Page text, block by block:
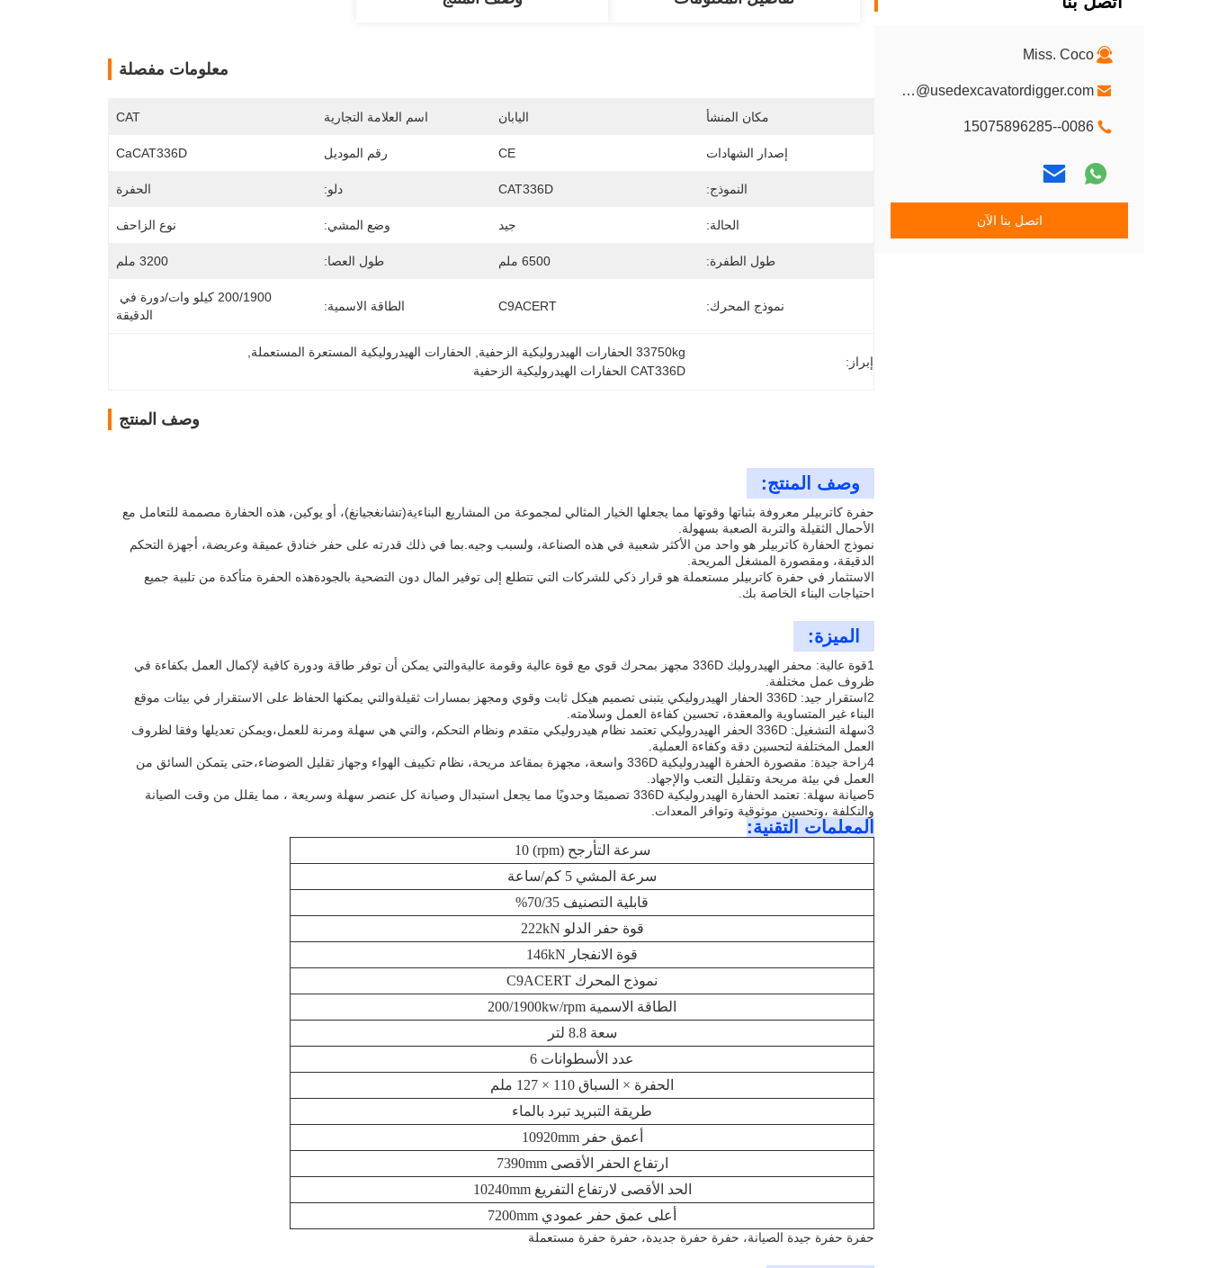
Miss. Coco
Oltx-1@usedexcavatordigger.com
0086--15075896285
اتصل بنا الآن
معلومات مفصلة
مكان المنشأ اليابان اسم العلامة التجارية CAT
إصدار الشهادات CE رقم الموديل CaCAT336D
النموذج: CAT336D دلو: الحفرة
الحالة: جيد وضع المشي: نوع الزاحف
طول الطفرة: 6500 ملم طول العصا: 3200 ملم
نموذج المحرك: C9ACERT الطاقة الاسمية:
الدقيقة
إبراز:
33750kg الحفارات الهيدروليكية الزحفية الحفارات الهيدروليكية المستعرة المستعملة
CAT336D الحفارات الهيدروليكية الزحفية
وصف المنتج
وصف المنتج:
حفرة كاتربيلر معروفة بثباتها وقوتها مما يجعلها الخيار المثالي لمجموعة من المشاريع البناءية(تشانغجيانغ)، أو يوكين، هذه الحفارة مصممة للتعامل مع
الأحمال الثقيلة والتربة الصعبة بسهولة.
نموذج الحفارة كاتربيلر هو واحد من الأكثر شعبية في هذه الصناعة، ولسبب وجيه.بما في ذلك قدرته على حفر خنادق عميقة وعريضة، أجهزة التحكم
الدقيقة، ومقصورة المشغل المريحة.
الاستثمار في حفرة كاتربيلر مستعملة هو قرار ذكي للشركات التي تتطلع إلى توفير المال دون التضحية بالجودةهذه الحفرة متأكدة من تلبية جميع
احتياجات البناء الخاصة بك.
الميزة:
1قوة عالية: محفر الهيدروليك 336D مجهز بمحرك قوي مع قوة عالية وقومة عاليةوالتي يمكن أن توفر طاقة ودورة كافية لإكمال العمل بكفاءة في
ظروف عمل مختلفة.
2استقرار جيد: 336D الحفار الهيدروليكي يتبنى تصميم هيكل ثابت وقوي ومجهز بمسارات ثقيلةوالتي يمكنها الحفاظ على الاستقرار في بيئات موقع
البناء غير المتساوية والمعقدة، تحسين كفاءة العمل وسلامته.
3سهلة التشغيل: 336D الحفر الهيدروليكي تعتمد نظام هيدروليكي متقدم ونظام التحكم، والتي هي سهلة ومرنة للعمل،ويمكن تعديلها وفقا لظروف
العمل المختلفة لتحسين دقة وكفاءة العملية.
4راحة جيدة: مقصورة الحفرة الهيدروليكية 336D واسعة، مجهزة بمقاعد مريحة، نظام تكييف الهواء وجهاز تقليل الضوضاء،حتى يتمكن السائق من
العمل في بيئة مريحة وتقليل التعب والإجهاد.
5صيانة سهلة: تعتمد الحفارة الهيدروليكية 336D تصميمًا وحدويًا مما يجعل استبدال وصيانة كل عنصر سهلة وسريعة ، مما يقلل من وقت الصيانة
والتكلفة ،وتحسين موثوقية وتوافر المعدات.
المعلمات التقنية:
سرعة التأرجح (rpm) 10
سرعة المشي 5 كم/ساعة
قابلية التصنيف 70/35%
قوة حفر الدلو 222kN
قوة الانفجار 146kN
نموذج المحرك C9ACERT
الطاقة الاسمية 200/1900kw/rpm
سعة 8.8 لتر
عدد الأسطوانات 6
الحفرة × السباق 110 × 127 ملم
طريقة التبريد تبرد بالماء
أعمق حفر 10920mm
ارتفاع الحفر الأقصى 7390mm
الحد الأقصى لارتفاع التفريغ 10240mm
أعلى عمق حفر عمودي 7200mm
حفرة حفرة جيدة الصيانة، حفرة حفرة جديدة، حفرة حفرة مستعملة